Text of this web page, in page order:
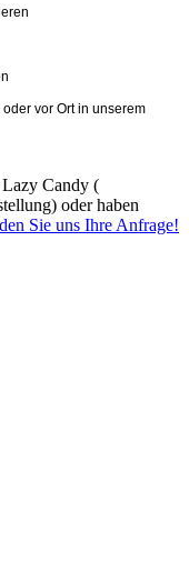
vor Ort in unserem
Candy (
oder haben
Sie uns Ihre Anfrage!